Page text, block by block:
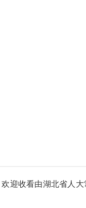
迎收看由湖北省人